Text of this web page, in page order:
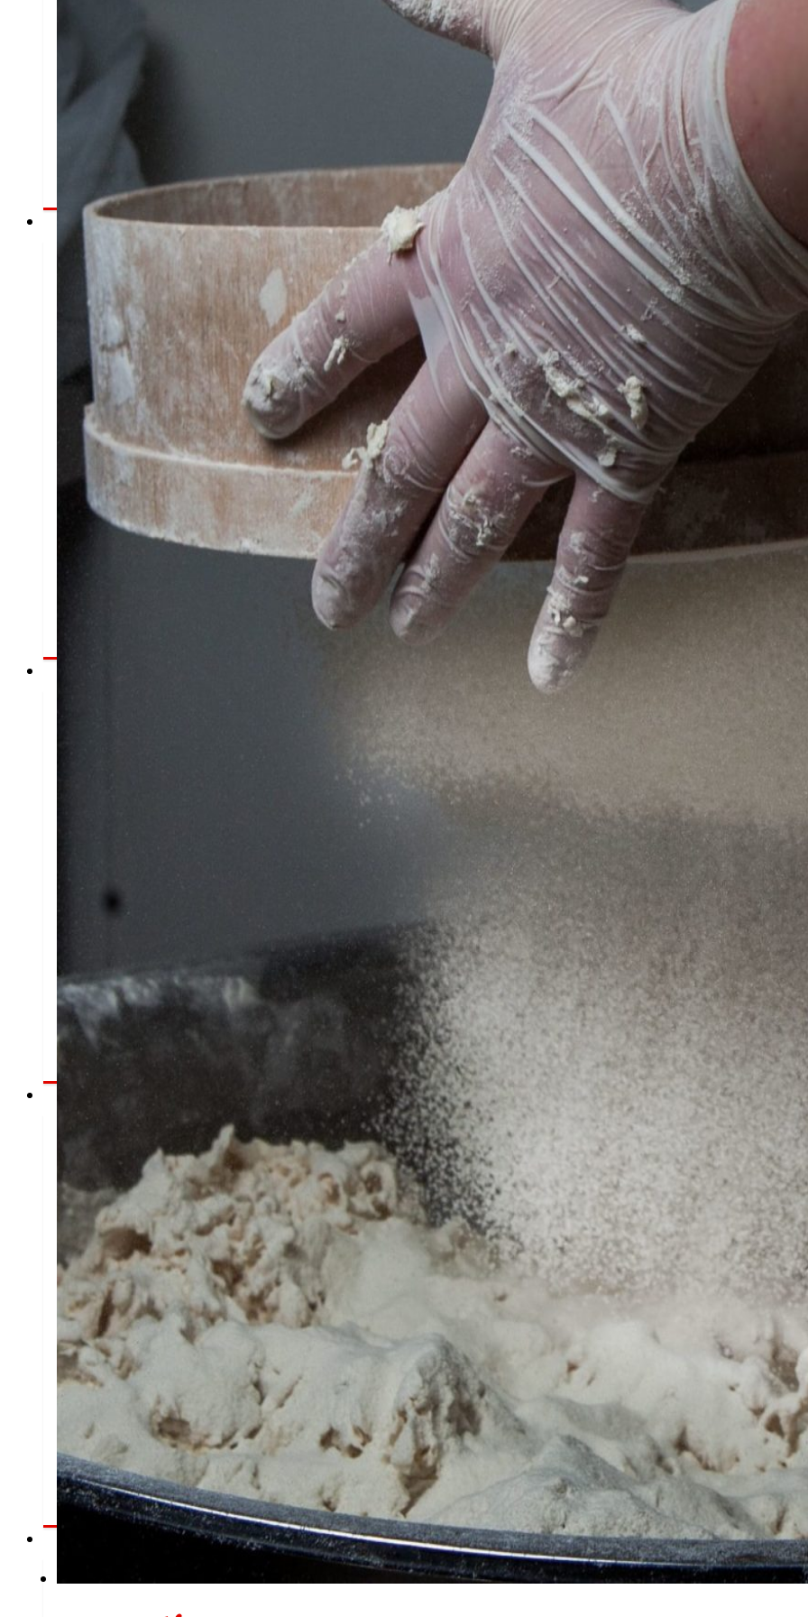
Así somos
Todo o noso ADN: unha viaxe pola misión, a visión e os alicerces de
EROSKI.
Cooperativa
Somos por e para as persoas.
goberno e todos os órganos
Compromisos
CompromisosEROSKI
Fomentamosa
alimentación saudable.
Xeramos riqueza locale
solidariedade na
contorna.
persoas
o nosomotor
As persoas son o corazón de EROSKI, descubre por que e coñece as
nosas ofertas de traballo.
Investidores
Crecendoxuntos
Información financeira
Resultados, informes e principais indicadores que
permiten analizar a evolución financeira de EROSKI
con transparencia.
Senior Secured Bonds
Coñece o marco financeiro que apoia as nosas
emisións e a información clave para bonistas
actuais e potenciais.